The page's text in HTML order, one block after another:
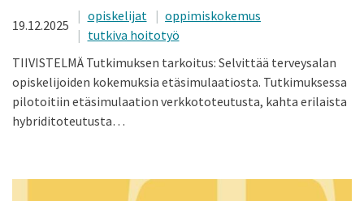
19.12.2025
opiskelijat
oppimiskokemus
tutkiva hoitotyö
TIIVISTELMÄ Tutkimuksen tarkoitus: Selvittää terveysalan
opiskelijoiden kokemuksia etäsimulaatiosta. Tutkimuksessa
pilotoitiin etäsimulaation verkkototeutusta, kahta erilaista
hybriditoteutusta…